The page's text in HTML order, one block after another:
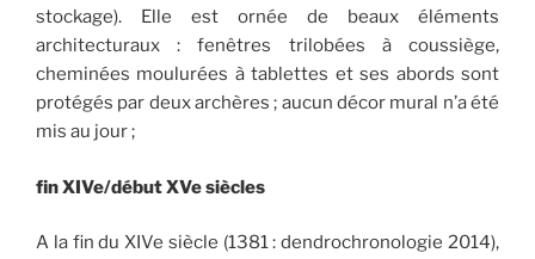
stockage). Elle est ornée de beaux éléments
architecturaux : fenêtres trilobées à coussiège,
cheminées moulurées à tablettes et ses abords sont
protégés par deux archères ; aucun décor mural n’a été
mis au jour ;
fin XIVe/début XVe siècles
A la fin du XIVe siècle (1381 : dendrochronologie 2014),